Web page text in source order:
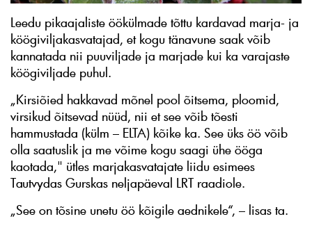
Leedu pikaajaliste öökülmade tõttu kardavad marja- ja
köögiviljakasvatajad, et kogu tänavune saak võib
kannatada nii puuviljade ja marjade kui ka varajaste
köögiviljade puhul.
„Kirsiõied hakkavad mõnel pool õitsema, ploomid,
virsikud õitsevad nüüd, nii et see võib tõesti
hammustada (külm – ELTA) kõike ka. See üks öö võib
olla saatuslik ja me võime kogu saagi ühe ööga
kaotada," ütles marjakasvatajate liidu esimees
Tautvydas Gurskas neljapäeval LRT raadiole.
„See on tõsine unetu öö kõigile aednikele“, – lisas ta.